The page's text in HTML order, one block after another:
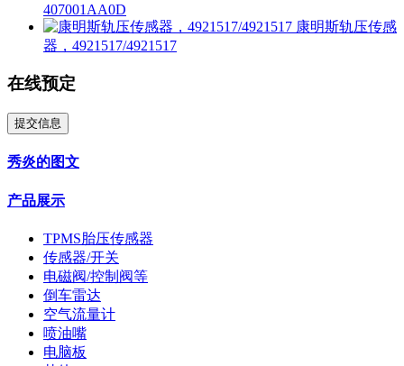
407001AA0D
康明斯轨压传感
器，4921517/4921517
在线预定
提交信息
秀炎的图文
产品展示
TPMS胎压传感器
传感器/开关
电磁阀/控制阀等
倒车雷达
空气流量计
喷油嘴
电脑板